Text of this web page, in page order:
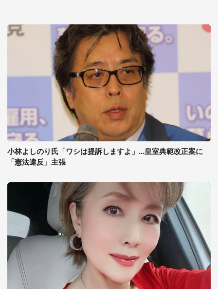
小林よしのり氏「ワシは提訴しますよ」...皇室典範改正案に
「憲法違反」主張